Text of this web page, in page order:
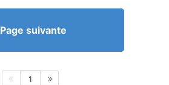
Page suivante
1